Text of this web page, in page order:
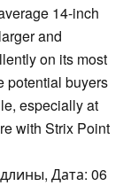
14-inch
and
on its most
potential buyers
especially at
with Strix Point
Дата: 06